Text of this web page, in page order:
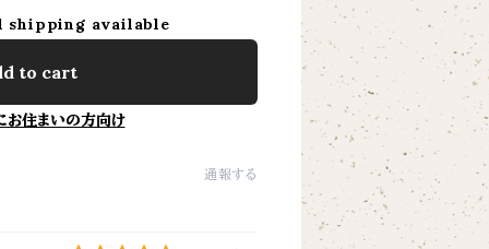
available
to cart
お住まいの方向け
通報する